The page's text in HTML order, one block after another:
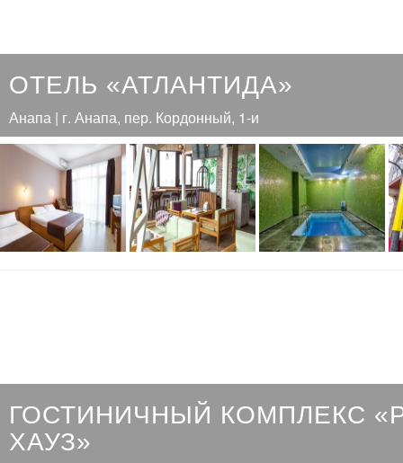
ОТЕЛЬ «АТЛАНТИДА»
Анапа | г. Анапа, пер. Кордонный, 1-и
ГОСТИНИЧНЫЙ КОМПЛЕКС
ХАУЗ»